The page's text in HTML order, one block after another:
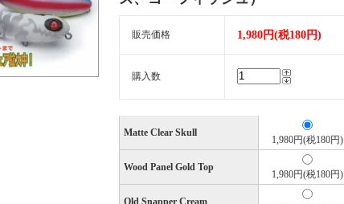
販売価格 1,980円(税180円)
購入数
Matte Clear Skull
1,980円(税180円)
Wood Panel Gold Top
1,980円(税180円)
Old Snapper Cream